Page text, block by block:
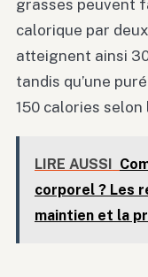
grasses peuvent
calorique par
atteignent ainsi
tandis qu’une
150 calories
LIRE AUSSI
corporel ? Les
maintien et la